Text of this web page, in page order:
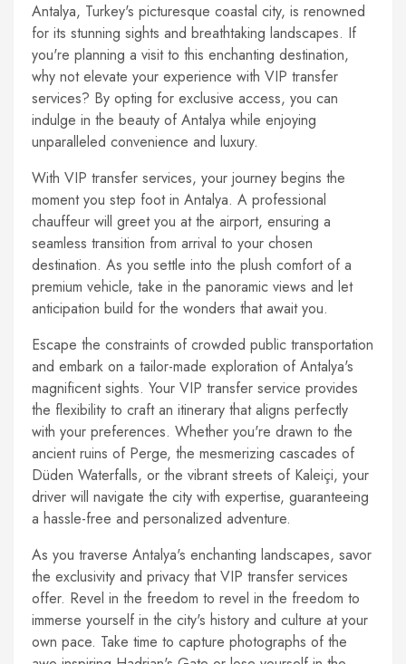
Antalya, Turkey's picturesque coastal city, is renowned
for its stunning sights and breathtaking landscapes. If
you're planning a visit to this enchanting destination,
why not elevate your experience with VIP transfer
services? By opting for exclusive access, you can
indulge in the beauty of Antalya while enjoying
unparalleled convenience and luxury.
With VIP transfer services, your journey begins the
moment you step foot in Antalya. A professional
chauffeur will greet you at the airport, ensuring a
seamless transition from arrival to your chosen
destination. As you settle into the plush comfort of a
premium vehicle, take in the panoramic views and let
anticipation build for the wonders that await you.
Escape the constraints of crowded public transportation
and embark on a tailor-made exploration of Antalya's
magnificent sights. Your VIP transfer service provides
the flexibility to craft an itinerary that aligns perfectly
with your preferences. Whether you're drawn to the
ancient ruins of Perge, the mesmerizing cascades of
Düden Waterfalls, or the vibrant streets of Kaleiçi, your
driver will navigate the city with expertise, guaranteeing
a hassle-free and personalized adventure.
As you traverse Antalya's enchanting landscapes, savor
the exclusivity and privacy that VIP transfer services
offer. Revel in the freedom to revel in the freedom to
immerse yourself in the city's history and culture at your
own pace. Take time to capture photographs of the